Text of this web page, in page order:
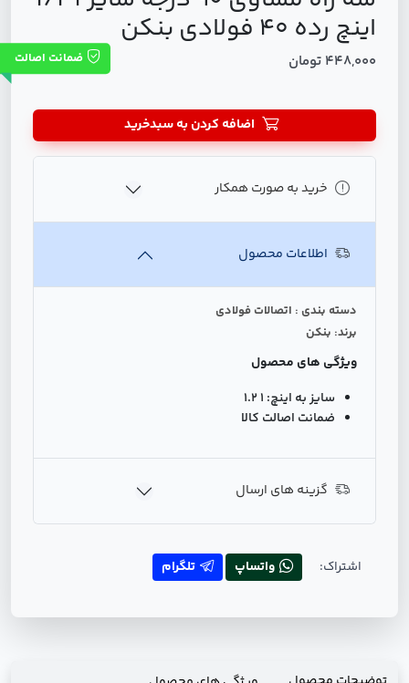
اینچ رده 40 فولادی بنکن
448,000 تومان ضمانت اصالت
اضافه کردن به سبدخرید
خرید به صورت همکار
اطلاعات محصول
دسته بندی : اتصالات فولادی
برند: بنکن
ویژگی های محصول
سایز به اینچ: 1 1.2
ضمانت اصالت کالا
گزینه های ارسال
اشتراک: واتساپ تلگرام